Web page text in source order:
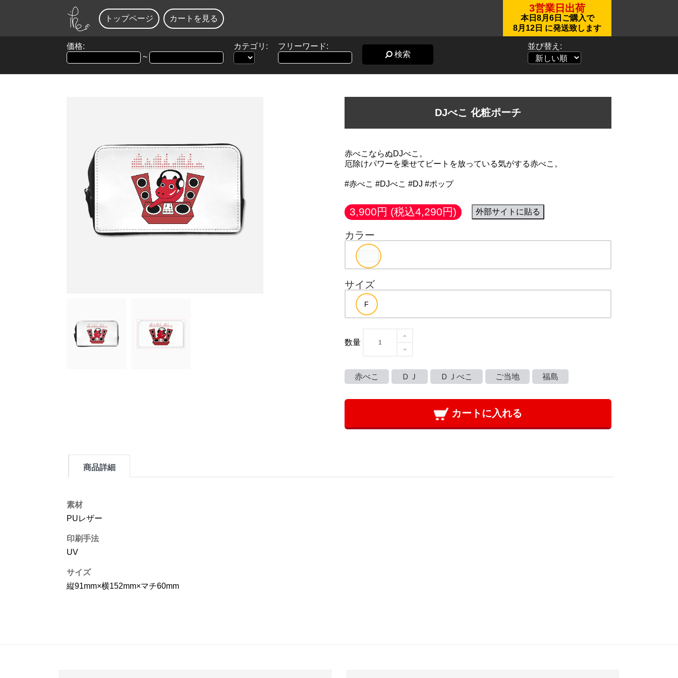
トップページ カートを見る
3営業日出荷
本日 8月6日 ご購入で
8月12日 に発送致します
価格:
~
カテゴリ:
フリーワード:
検索
並び替え:
DJべこ 化粧ポーチ
赤べこならぬDJべこ。
厄除けパワーを乗せてビートを放っている気がする赤べこ。
#赤べこ #DJべこ #DJ #ポップ
3,900円 (税込4,290円) 外部サイトに貼る
カラー
サイズ
数量
赤べこ ＤＪ ＤＪべこ ご当地 福島
カートに入れる
商品詳細
素材
PUレザー
印刷手法
UV
サイズ
縦91mm×横152mm×マチ60mm